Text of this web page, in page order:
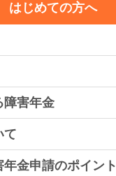
はじめての方へ
障害年金
て
年金申請のポイント